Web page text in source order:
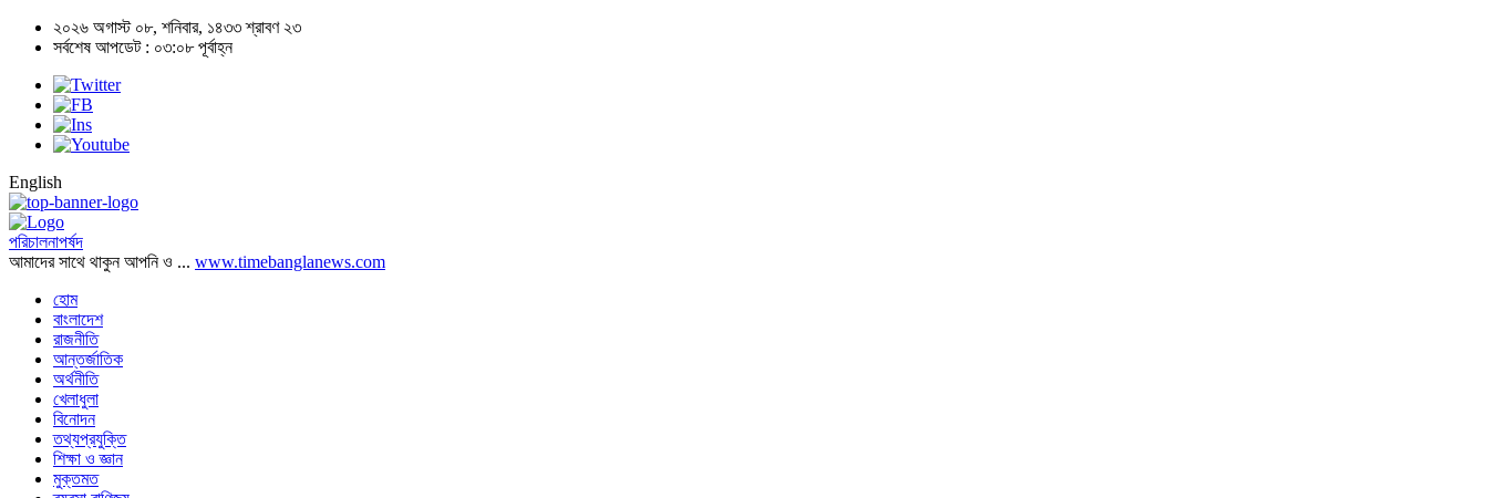
২০২৬ অগাস্ট ০৮, শনিবার, ১৪৩৩ শ্রাবণ ২৩
সর্বশেষ আপডেট : ০৩:০৮ পূর্বাহ্ন
English
পরিচালনাপর্ষদ
আমাদের সাথে থাকুন আপনি ও ... www.timebanglanews.com
হোম
বাংলাদেশ
রাজনীতি
আন্তর্জাতিক
অর্থনীতি
খেলাধুলা
বিনোদন
তথ্যপ্রযুক্তি
শিক্ষা ও জ্ঞান
মুক্তমত